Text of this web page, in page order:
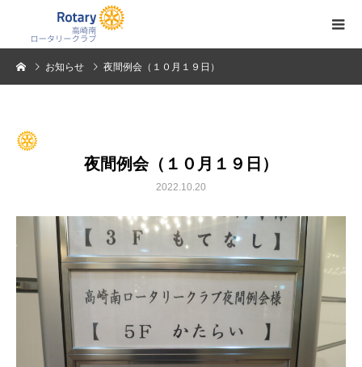
お知らせ 夜間例会（１０月１９日）
夜間例会（１０月１９日）
2022.10.20